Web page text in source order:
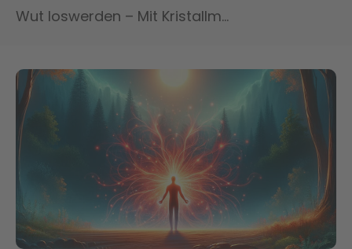
Wut loswerden – Mit Kristallmatten zu innerer Ruhe